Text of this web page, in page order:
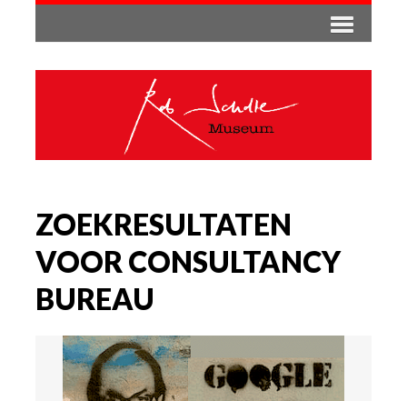
ZOEKRESULTATEN
VOOR CONSULTANCY
BUREAU